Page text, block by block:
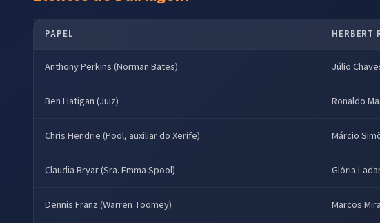
PAPEL HERBERT
Anthony Perkins (Norman Bates) Júlio
Ben Hatigan (Juiz) Ronaldo
Chris Hendrie (Pool, auxiliar do Xerife) Márcio
Claudia Bryar (Sra. Emma Spool) Glória
Dennis Franz (Warren Toomey) Marcos